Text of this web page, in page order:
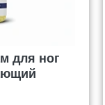
для ног